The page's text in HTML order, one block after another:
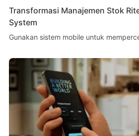
Transformasi Manajemen Stok
System
Gunakan sistem mobile untuk